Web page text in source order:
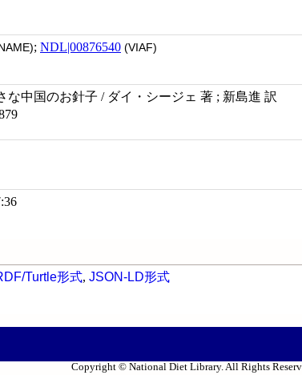
; NDL|00876540 (VIAF)
な中国のお針子 / ダイ・シージェ 著 ; 新島進 訳
Turtle形式, JSON-LD形式
Copyright © National Diet Library. All Rights